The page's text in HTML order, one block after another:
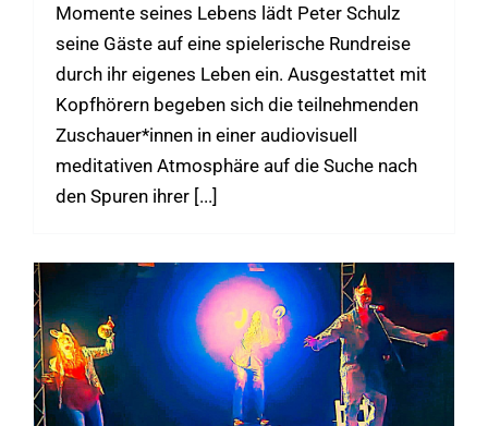
Momente seines Lebens lädt Peter Schulz
seine Gäste auf eine spielerische Rundreise
durch ihr eigenes Leben ein. Ausgestattet mit
Kopfhörern begeben sich die teilnehmenden
Zuschauer*innen in einer audiovisuell
meditativen Atmosphäre auf die Suche nach
den Spuren ihrer [...]